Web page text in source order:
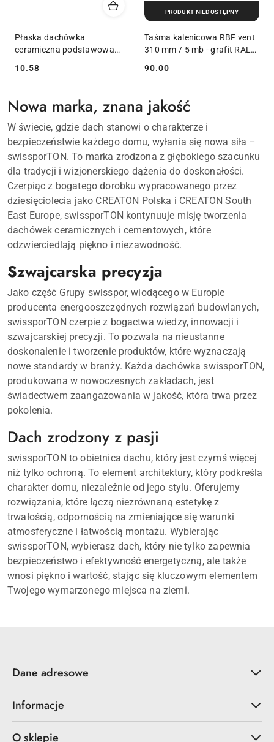
Płaska dachówka
ceramiczna podstawowa
Cena:
10.58
Taśma kalenicowa RBF vent
310 mm / 5 mb - grafit RAL
Cena:
90.00
PRODUKT NIEDOSTĘPNY
Nowa marka, znana jakość
W świecie, gdzie dach stanowi o charakterze i
bezpieczeństwie każdego domu, wyłania się nowa siła –
swissporTON. To marka zrodzona z głębokiego szacunku
dla tradycji i wizjonerskiego dążenia do doskonałości.
Czerpiąc z bogatego dorobku wypracowanego przez
dziesięciolecia jako CREATON Polska i CREATON South
East Europe, swissporTON kontynuuje misję tworzenia
dachówek ceramicznych i cementowych, które
odzwierciedlają piękno i niezawodność.
Szwajcarska precyzja
Jako część Grupy swisspor, wiodącego w Europie
producenta energooszczędnych rozwiązań budowlanych,
swissporTON czerpie z bogactwa wiedzy, innowacji i
szwajcarskiej precyzji. To pozwala na nieustanne
doskonalenie i tworzenie produktów, które wyznaczają
nowe standardy w branży. Każda dachówka swissporTON,
produkowana w nowoczesnych zakładach, jest
świadectwem zaangażowania w jakość, która trwa przez
pokolenia.
Dach zrodzony z pasji
swissporTON to obietnica dachu, który jest czymś więcej
niż tylko ochroną. To element architektury, który podkreśla
charakter domu, niezależnie od jego stylu. Oferujemy
rozwiązania, które łączą niezrównaną estetykę z
trwałością, odpornością na zmieniające się warunki
atmosferyczne i łatwością montażu. Wybierając
swissporTON, wybierasz dach, który nie tylko zapewnia
bezpieczeństwo i efektywność energetyczną, ale także
wnosi piękno i wartość, stając się kluczowym elementem
Twojego wymarzonego miejsca na ziemi.
Dane adresowe
Informacje
O sklepie